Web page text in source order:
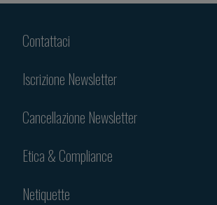
Contattaci
Iscrizione Newsletter
Cancellazione Newsletter
Etica & Compliance
Netiquette